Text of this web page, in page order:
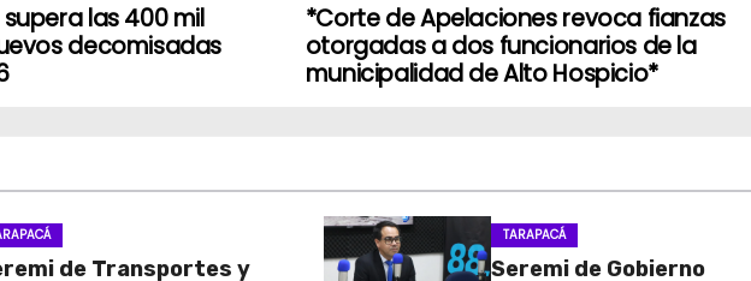
*Corte de Apelaciones revoca fianzas
otorgadas a dos funcionarios de la
municipalidad de Alto Hospicio*
las 400 mil
decomisadas
de Transportes y
TARAPACÁ
Seremi de Gobierno